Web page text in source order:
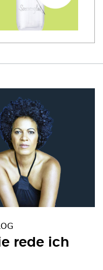
rede ich